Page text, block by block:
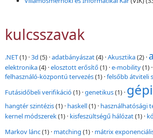
kulcsszavak
.NET(1) ·3d (5) ·adatbányászat(4) ·Akusztika(2) ·
elektronika(4) ·elosztott erősítő(1) ·e-mobility(1) ·
felhasználó-központú tervezés(1) ·felsőbb átviteli
Futásidőbeli verifikáció(1) ·genetikus(1) ·
hangtér szintézis(1) · haskell(1) · használhatósági
kernel módszerek(1) · kisfeszültségű hálózat(1) ·
Markov lánc(1) · matching (1) · mátrix